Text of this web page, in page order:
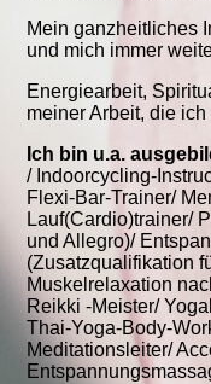
Mein ganzheitliches
und mich immer
Energiearbeit,
meiner Arbeit, die
Ich bin u.a.
/ Indoorcycling-
Flexi-Bar-Trainer/
Lauf(Cardio)trainer/
und Allegro)/
(Zusatzqualifikation
Muskelrelaxation
Reikki -Meister/
Thai-Yoga-Body-
Meditationsleiter/